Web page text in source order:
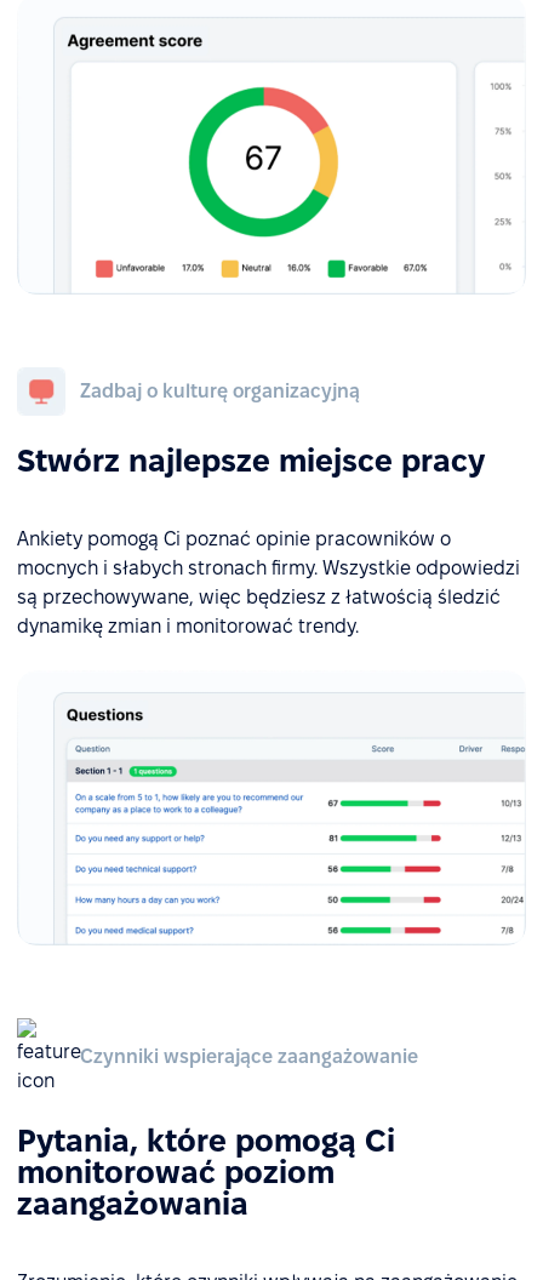
Zadbaj o kulturę organizacyjną
Stwórz najlepsze miejsce pracy
Ankiety pomogą Ci poznać opinie pracowników o
mocnych i słabych stronach firmy. Wszystkie odpowiedzi
są przechowywane, więc będziesz z łatwością śledzić
dynamikę zmian i monitorować trendy.
Czynniki wspierające zaangażowanie
Pytania, które pomogą Ci
monitorować poziom
zaangażowania